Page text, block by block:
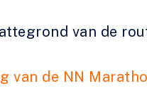
van de
van de NN